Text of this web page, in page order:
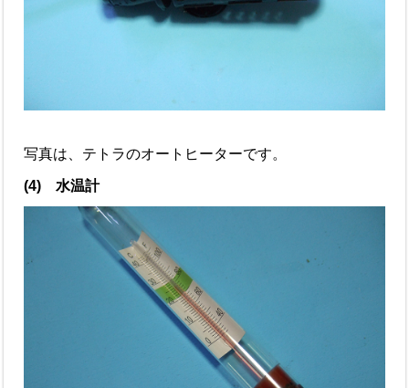
写真は、テトラのオートヒーターです。
(4) 水温計